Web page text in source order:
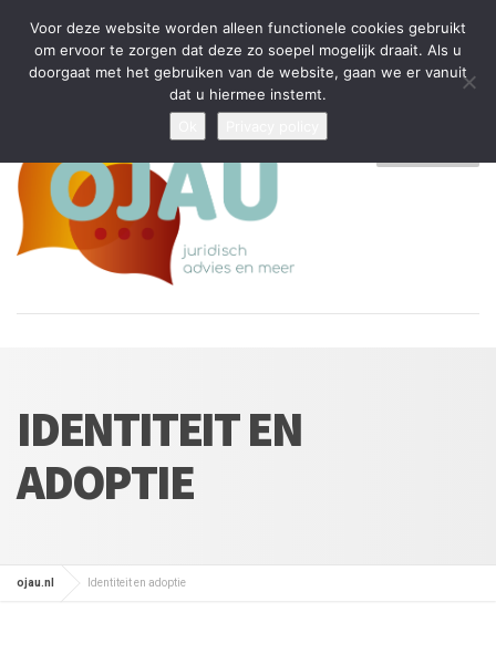
Tijdelijke stop: wegens drukte kan ik beperkt nieuwe zaken aannemen
en vragen beantwoorden
Algemene Voorwaarden
Disclaimer Privacybeleid
IDENTITEIT EN
ADOPTIE
ojau.nl Identiteit en adoptie
Voor deze website worden alleen functionele cookies gebruikt
om ervoor te zorgen dat deze zo soepel mogelijk draait. Als u
doorgaat met het gebruiken van de website, gaan we er vanuit
dat u hiermee instemt.